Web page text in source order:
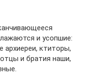
и усопшие:
архиереи, ктиторы,
и братия наши,